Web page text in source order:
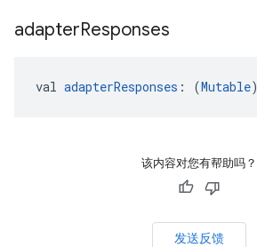
adapterResponses
val adapterResponses : (Mutable)
该内容对您有帮助吗？
发送反馈